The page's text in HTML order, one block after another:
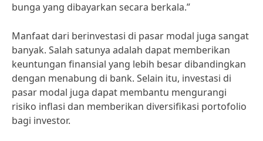
bunga yang dibayarkan secara berkala.”
Manfaat dari berinvestasi di pasar modal juga sangat
banyak. Salah satunya adalah dapat memberikan
keuntungan finansial yang lebih besar dibandingkan
dengan menabung di bank. Selain itu, investasi di
pasar modal juga dapat membantu mengurangi
risiko inflasi dan memberikan diversifikasi portofolio
bagi investor.